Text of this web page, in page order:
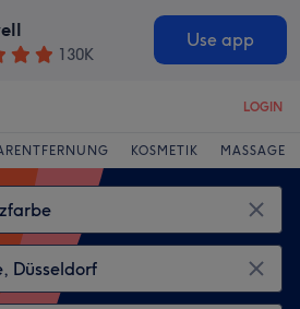
130K
Use app
LOGIN
KOSMETIK MASSAGE